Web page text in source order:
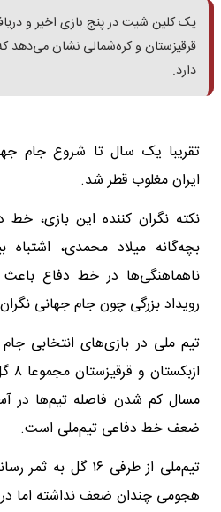
قرقیزستان و کره‌شمالی نشان می‌دهد
دارد.
ایران مغلوب قطر شد.
نکته نگران کننده این بازی،
بچه‌گانه میلاد محمدی،
ناهماهنگی‌ها در خط دفاع
رویداد بزرگی چون جام جهانی
تیم ملی در بازی‌های انتخابی
مسال کم شدن فاصله تیم‌ها در
ضعف خط دفاعی تیم‌ملی است.
تیم‌ملی از طرفی ۱۶